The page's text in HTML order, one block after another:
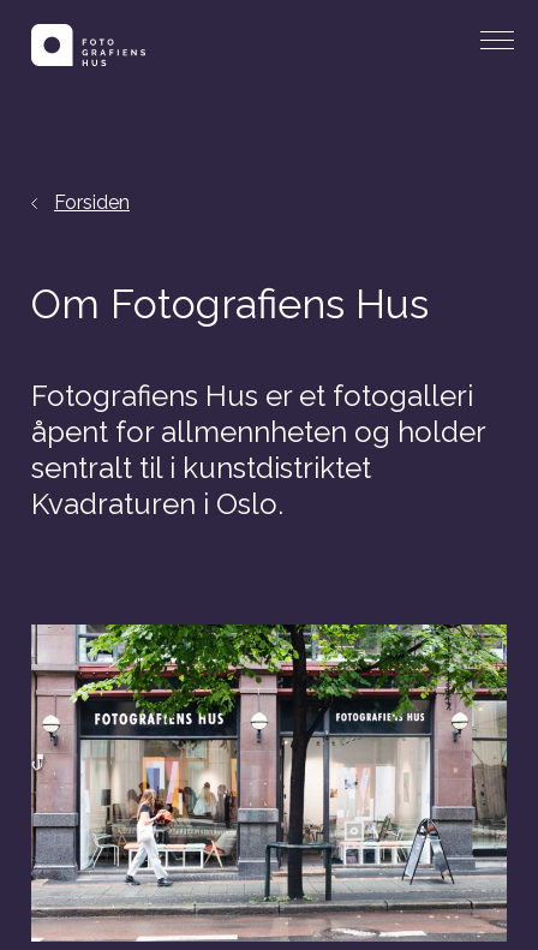
Forsiden
Om Fotografiens Hus
Fotografiens Hus er et fotogalleri
åpent for allmennheten og holder
sentralt til i kunstdistriktet
Kvadraturen i Oslo.